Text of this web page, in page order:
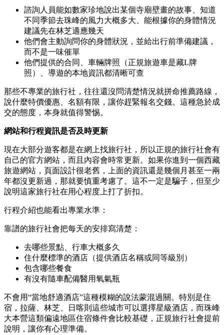
諮詢人員能如數家珍地說出某個寺廟壁畫的故事、知道
不同季節去珠峰的風力大概多大、能根據你的身體情況
建議先在林芝適應幾天
他們會主動詢問你的身體狀況，並給出行前準備建議，
而不是一味催單
他們提供的合同、車輛牌照（正規旅遊車是藏L牌
照）、導遊的本地資訊都清晰可查
那些不專業的旅行社，往往還沒問清楚情況就拼命推薦路線，
說什麼特價優惠、名額有限，讓你趕緊報名交錢。這種急於成
交的態度，本身就值得警惕。
網站和行程資訊是否及時更新
現在大部分遊客都是在網上找旅行社，所以正規的旅行社會有
自己的官方網站，而且內容會時常更新。如果你進到一個西藏
旅遊網站，頁面設計很老舊，上面的資訊還是幾個月甚至一兩
年都沒更新過，那就要慎重考慮了。這不一定是騙子，但至少
說明這家旅行社在用心程度上打了折扣。
行程介紹也能看出專業水準：
靠譜的旅行社會把每天的安排寫清楚：
去哪些景點、行車大概多久
住什麼標準的酒店（提供酒店名稱或同等級別）
包含哪些餐食
有沒有隨車配備醫用氧氣瓶
不會用“當地舒適酒店”這種模糊的說法蒙混過關。特別是住
宿，拉薩、林芝、日喀則這些城市可以選擇星級酒店，而珠峰
大本營這類偏遠地區住宿條件會比較基礎，正規旅行社會提前
說明，讓你有心理準備。